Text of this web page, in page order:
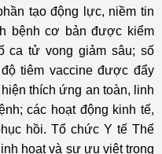
tạo động lực, niềm tin
bệnh cơ bản được kiểm
ca tử vong giảm sâu; số
tiêm vaccine được đẩy
thích ứng an toàn, linh
các hoạt động kinh tế,
hồi. Tổ chức Y tế Thế
hoạt và sự ưu việt trong